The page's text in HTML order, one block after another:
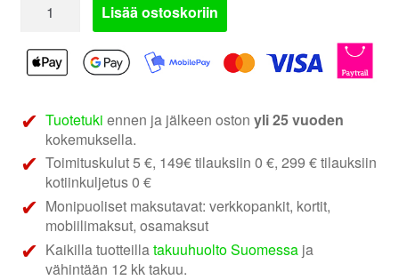
2DIN-
VW1
soittimen
asennuskehys
määrä
Lisää ostoskoriin
Tuotetuki ennen ja jälkeen ostonyli 25 vuoden
kokemuksella.
Toimituskulut 5 €, 149€ tilauksiin 0 €, 299 € tilauksiin
kotiinkuljetus 0 €
Monipuoliset maksutavat: verkkopankit, kortit,
mobiilimaksut, osamaksut
Kaikilla tuotteillatakuuhuolto Suomessa ja
vähintään 12 kk takuu.